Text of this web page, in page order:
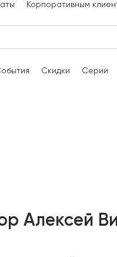
Корпоративным
Скидки Серии
Алексей